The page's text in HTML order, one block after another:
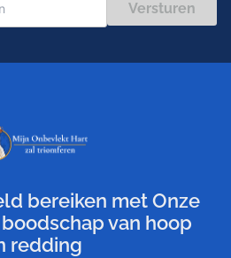
Versturen
bereiken met Onze
boodschap van hoop
redding